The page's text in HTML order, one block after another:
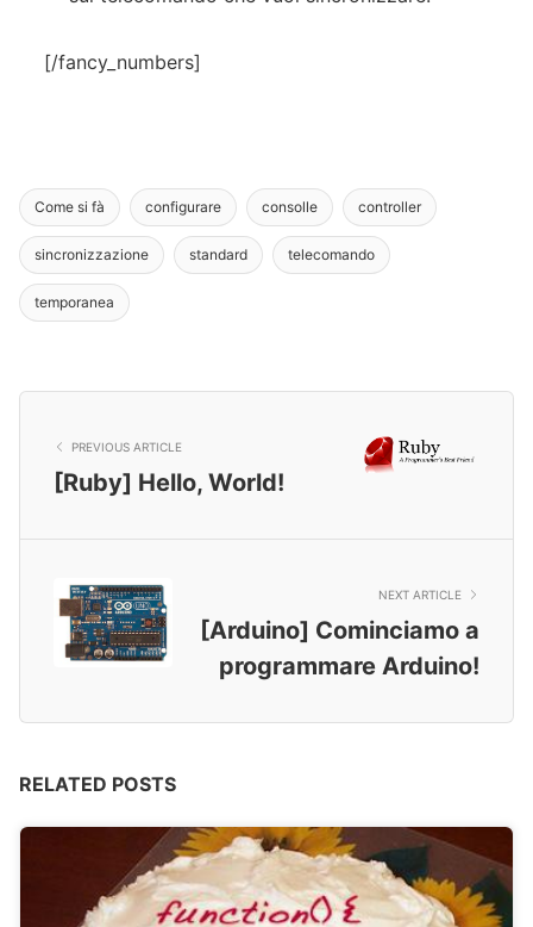
[/fancy_numbers]
Come si fà configurare consolle controller
sincronizzazione standard telecomando
temporanea
PREVIOUS ARTICLE
[Ruby] Hello, World!
NEXT ARTICLE
[Arduino] Cominciamo a
programmare Arduino!
RELATED POSTS